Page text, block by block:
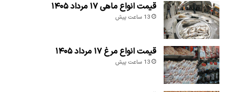
قیمت انواع ماهی ۱۷ مرداد ۱۴۰۵
13 ساعت پیش
قیمت انواع مرغ ۱۷ مرداد ۱۴۰۵
13 ساعت پیش